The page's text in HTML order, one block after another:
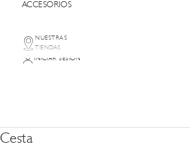
ACCESORIOS
NUESTRAS
TIENDAS
INICIAR SESIÓN
Cesta